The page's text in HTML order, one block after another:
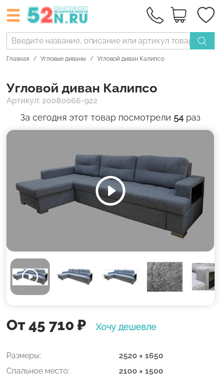
Главная Угловые диваны Угловой диван Калипсо
Угловой диван Калипсо
Артикул: 20080066-922
За сегодня этот товар посмотрели 54 раз
От 45 710 ₽ Хочу дешевле
Размеры:
2520 × 1650
Спальное место:
2100 × 1500